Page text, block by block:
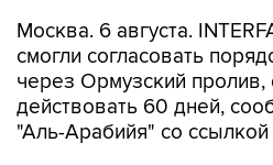
Москва. 6 августа.
смогли согласовать
через Ормузский пролив,
действовать 60 дней,
"Аль-Арабийя" со ссылкой